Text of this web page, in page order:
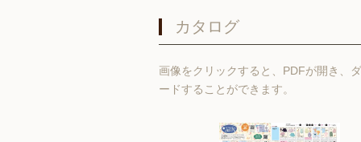
カタログ
画像をクリックすると、PDFが開き、
ードすることができます。